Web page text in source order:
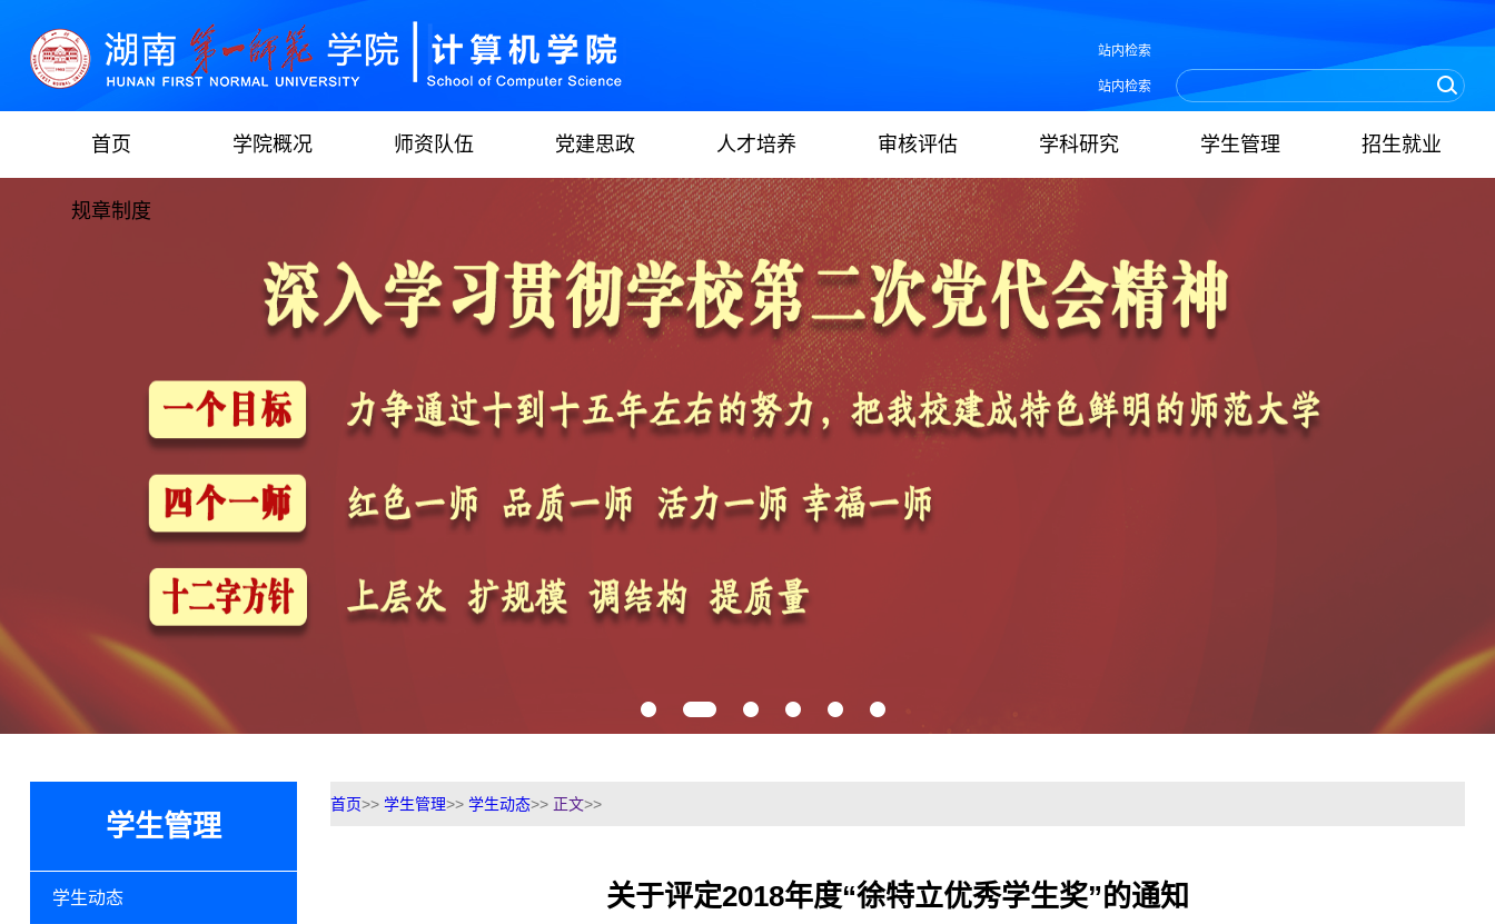
站内检索
站内检索
首页 学院概况 师资队伍 党建思政 人才培养 审核评估 学科研究 学生管理 招生就业
规章制度
学生管理
学生动态
首页>> 学生管理>> 学生动态>> 正文>>
关于评定2018年度“徐特立优秀学生奖”的通知